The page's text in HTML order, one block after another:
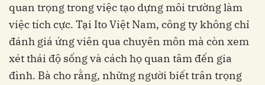
quan trọng trong việc tạo dựng môi trường làm
việc tích cực. Tại Ito Việt Nam, công ty không chỉ
đánh giá ứng viên qua chuyên môn mà còn xem
xét thái độ sống và cách họ quan tâm đến gia
đình. Bà cho rằng, những người biết trân trọng